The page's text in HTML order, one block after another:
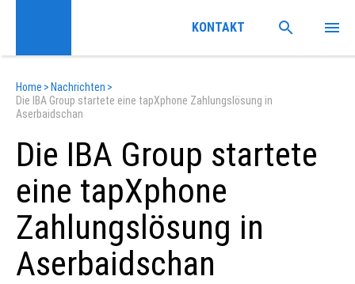
Home > Nachrichten >
Die IBA Group startete eine tapXphone Zahlungslösung in
Aserbaidschan
Die IBA Group startete
eine tapXphone
Zahlungslösung in
Aserbaidschan
KONTAKT